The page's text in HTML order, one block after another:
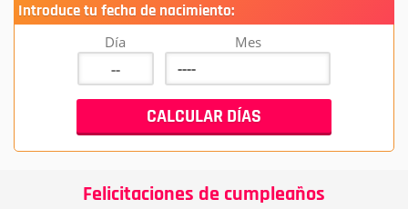
Introduce tu fecha de nacimiento:
Día Mes
Felicitaciones de cumpleaños